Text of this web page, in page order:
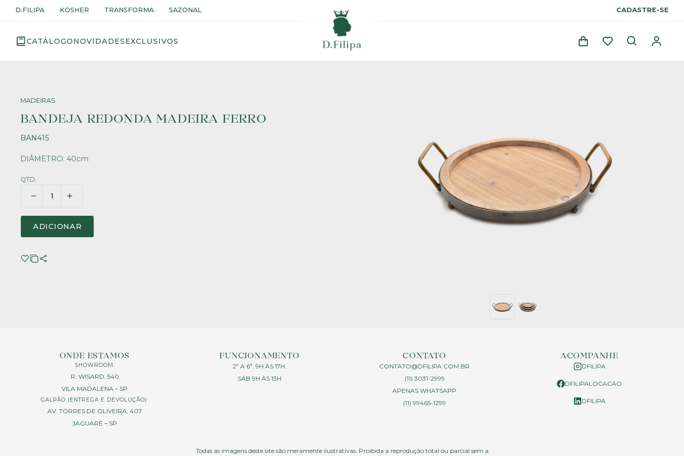
D.FILIPA KOSHER TRANSFORMA SAZONAL CADASTRE-SE
CATÁLOGONOVIDADESEXCLUSIVOS
MADEIRAS
BANDEJA REDONDA MADEIRA FERRO
BAN415
DIÂMETRO: 40cm
QTD.
ADICIONAR
ONDE ESTAMOS
SHOWROOM:
R. WISARD, 540
VILA MADALENA – SP
GALPÃO (ENTREGA E DEVOLUÇÃO):
AV. TORRES DE OLIVEIRA, 407
JAGUARÉ – SP
FUNCIONAMENTO
2ª A 6ª, 9H ÀS 17H.
SÁB 9H ÀS 13H
CONTATO
CONTATO@DFILIPA.COM.BR
(11) 3031-2999
APENAS WHATSAPP
(11) 99465-1299
ACOMPANHE
DFILIPA
DFILIPALOCACAO
DFILIPA
Todas as imagens deste site são meramente ilustrativas. Proibida a reprodução total ou parcial sem a